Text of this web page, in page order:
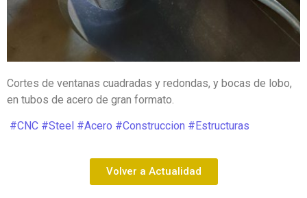
Cortes de ventanas cuadradas y redondas, y bocas de lobo,
en tubos de acero de gran formato.
#CNC #Steel #Acero #Construccion #Estructuras
Volver a Actualidad